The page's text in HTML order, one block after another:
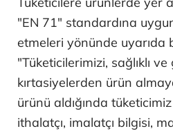
"EN 71" standardına
etmeleri yönünde uyarıda
"Tüketicilerimizi, sağlıklı
kırtasiyelerden ürün
ürünü aldığında
ithalatçı, imalatçı bilgisi,